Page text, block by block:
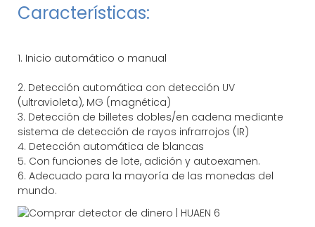
Características:
1. Inicio automático o manual
2. Detección automática con detección UV
(ultravioleta), MG (magnética)
3. Detección de billetes dobles/en cadena mediante
sistema de detección de rayos infrarrojos (IR)
4. Detección automática de blancas
5. Con funciones de lote, adición y autoexamen.
6. Adecuado para la mayoría de las monedas del
mundo.